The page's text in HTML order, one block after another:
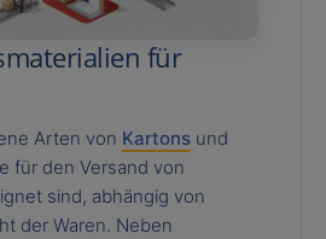
für
Arten von Kartons und
für den Versand von
sind, abhängig von
der Waren. Neben